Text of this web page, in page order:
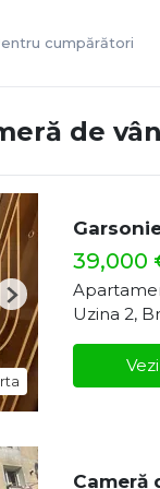
cumpărători
de
Next
39,000
Uzina 2,
Cameră